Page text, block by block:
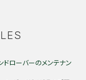
ドローバーのメンテナン